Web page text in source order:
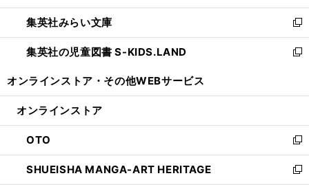
開
く
ウ
で
開
く
ン
ド
ウ
で
ウ
ィ
ン
ド
開
集英社みらい文庫
新
し
い
ン
ウ
で
開
く
集英社の児童図書 S-KIDS.LAND
新
ウ
ン
ド
ウ
で
開
オンラインストア・ その他WEBサービス
オンラインストア
OTO
新
し
い
ウ
SHUEISHA MANGA-ART HERITAGE
新